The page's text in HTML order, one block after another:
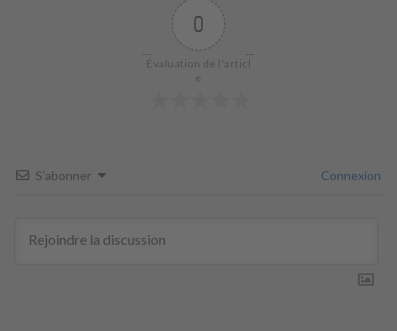
0
Évaluation de l'articl
e
S’abonner Connexion